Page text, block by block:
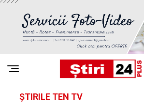
ȘTIRILE TEN TV